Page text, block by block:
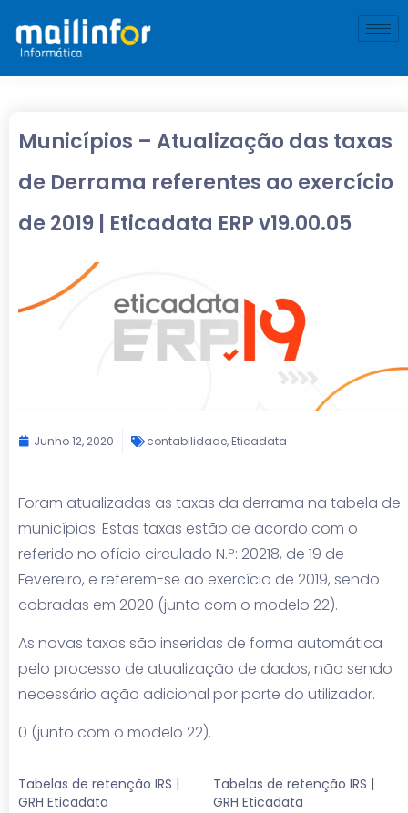
Municípios – Atualização das taxas
de Derrama referentes ao exercício
de 2019 | Eticadata ERP v19.00.05
Junho 12, 2020 contabilidade, Eticadata
Foram atualizadas as taxas da derrama na tabela de
municípios. Estas taxas estão de acordo com o
referido no ofício circulado N.º: 20218, de 19 de
Fevereiro, e referem-se ao exercício de 2019, sendo
cobradas em 2020 (junto com o modelo 22).
As novas taxas são inseridas de forma automática
pelo processo de atualização de dados, não sendo
necessário ação adicional por parte do utilizador.
0 (junto com o modelo 22).
Tabelas de retenção IRS |
GRH Eticadata
Tabelas de retenção IRS |
GRH Eticadata